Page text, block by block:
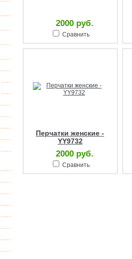
2000 руб.
Сравнить
Перчатки женские -
YY9732
2000 руб.
Сравнить